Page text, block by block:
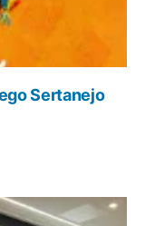
Sertanejo